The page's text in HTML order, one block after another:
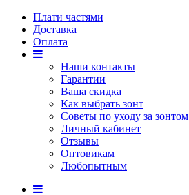
Плати частями
Доставка
Оплата
Наши контакты
Гарантии
Ваша скидка
Как выбрать зонт
Советы по уходу за зонтом
Личный кабинет
Отзывы
Оптовикам
Любопытным